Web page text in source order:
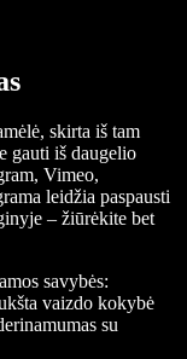
skirta iš tam
gauti iš daugelio
Vimeo,
leidžia paspausti
– žiūrėkite bet
savybės:
vaizdo kokybė
su